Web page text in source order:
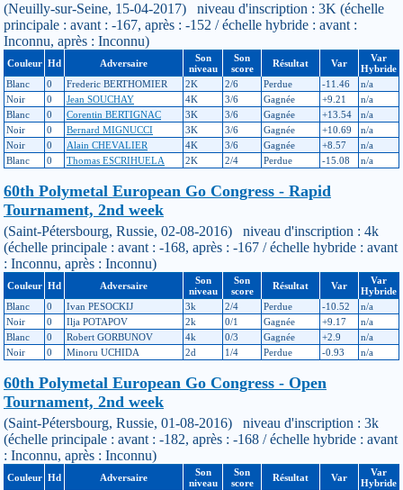
(Neuilly-sur-Seine, 15-04-2017) niveau d'inscription : 3K (échelle
principale : avant : -167, après : -152 / échelle hybride : avant :
Inconnu, après : Inconnu)
Couleur Hd Adversaire
Son
niveau
Son
score
Résultat Var
Var
Hybride
Blanc
0 Frederic BERTHOMIER 2K 2/6 Perdue -11.46
n/a
Noir
0 Jean SOUCHAY 4K 3/6 Gagnée +9.21
n/a
Blanc
0 Corentin BERTIGNAC 3K 3/6 Gagnée +13.54
n/a
Noir
0 Bernard MIGNUCCI 3K 3/6 Gagnée +10.69
n/a
Noir
0 Alain CHEVALIER 4K 3/6 Gagnée +8.57
n/a
Blanc
0 Thomas ESCRIHUELA 2K 2/4 Perdue -15.08 n/a
60th Polymetal European Go Congress - Rapid
Tournament, 2nd week
(Saint-Pétersbourg, Russie, 02-08-2016) niveau d'inscription : 4k
(échelle principale : avant : -168, après : -167 / échelle hybride : avant
: Inconnu, après : Inconnu)
Couleur Hd Adversaire
Son
niveau
Son
score
Résultat Var
Var
Hybride
Blanc
0 Ivan PESOCKIJ 3k 2/4 Perdue -10.52
n/a
Noir
0 Ilja POTAPOV 2k 0/1 Gagnée +9.17
n/a
Blanc
0 Robert GORBUNOV 4k 0/3 Gagnée +2.9
n/a
Noir
0 Minoru UCHIDA 2d 1/4 Perdue -0.93 n/a
60th Polymetal European Go Congress - Open
Tournament, 2nd week
(Saint-Pétersbourg, Russie, 01-08-2016) niveau d'inscription : 3k
(échelle principale : avant : -182, après : -168 / échelle hybride : avant
: Inconnu, après : Inconnu)
Couleur Hd Adversaire
Son
niveau
Son
score
Résultat Var
Var
Hybride